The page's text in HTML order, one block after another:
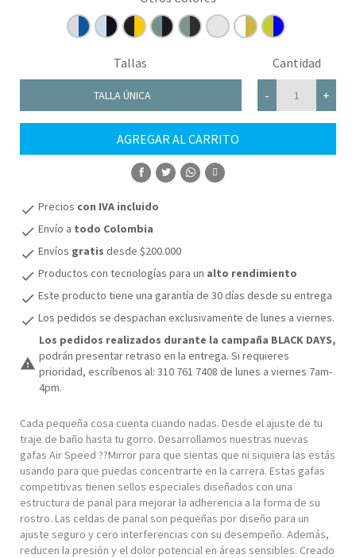
Cada pequeña cosa cuenta cuando nadas. Desde el ajuste de tu
traje de baño hasta tu gorro. Desarrollamos nuestras nuevas
gafas Air Speed ??Mirror para que sientas que ni siquiera las estás
usando para que puedas concentrarte en la carrera. Estas gafas
competitivas tienen sellos especiales diseñados con una
estructura de panal para mejorar la adherencia a la forma de su
rostro. Las celdas de panal son pequeñas por diseño para un
ajuste seguro y cero interferencias con su desempeño. Además,
reducen la presión y el dolor potencial en áreas sensibles. Creado
Tallas
TALLA ÚNICA
Cantidad
- +
AGREGAR AL CARRITO
COMPRAR
check Precios con IVA incluido
check Envío a todo Colombia
check Envíos gratis desde $200.000
check Productos con tecnologías para un alto rendimiento
check Este producto tiene una garantía de 30 días desde su entrega
check Los pedidos se despachan exclusivamente de lunes a viernes.
warning
Los pedidos realizados durante la campaña BLACK DAYS,
podrán presentar retraso en la entrega. Si requieres
prioridad, escríbenos al: 310 761 7408 de lunes a viernes 7am-
4pm.